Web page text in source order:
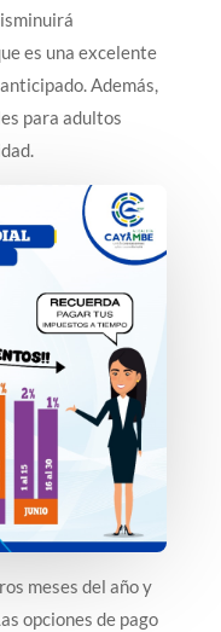
es una excelente
Además,
para adultos
meses del año y
opciones de pago